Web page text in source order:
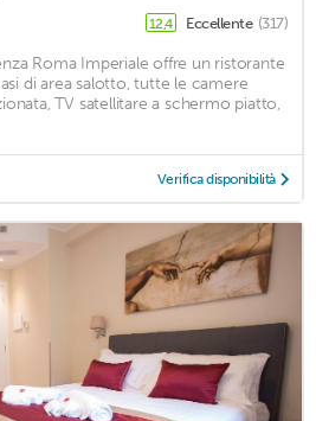
12,4 Eccellente (317)
Roma Imperiale offre un ristorante
di area salotto, tutte le camere
TV satellitare a schermo piatto,
Verifica disponibilità